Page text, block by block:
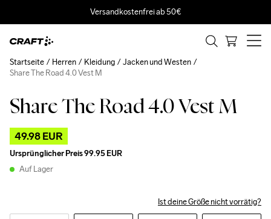
Versandkostenfrei ab 50€
Share The Road 4.0 Vest M
49.98 EUR
Ursprünglicher Preis99.95 EUR
Auf Lager
Ist deine Größe nicht vorrätig?
Startseite Herren Kleidung
Jacken und Westen
Share The Road 4.0 Vest M
Outlet